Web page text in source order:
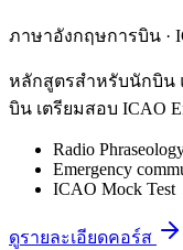
ภาษาอังกฤษการบิน ·
หลักสูตรสำหรับนักบิน
บิน เตรียมสอบ ICAO
Radio
Emergency
ICAO Mock Test
ดูรายละเอียดคอร์ส